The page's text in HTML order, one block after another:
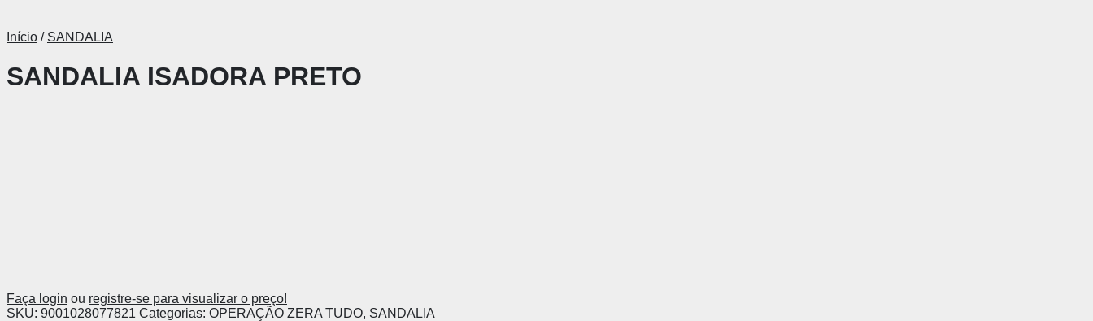
Início / SANDALIA
SANDALIA ISADORA PRETO
Faça login ou registre-se para visualizar o preço!
SKU: 9001028077821 Categorias: OPERAÇÃO ZERA TUDO, SANDALIA